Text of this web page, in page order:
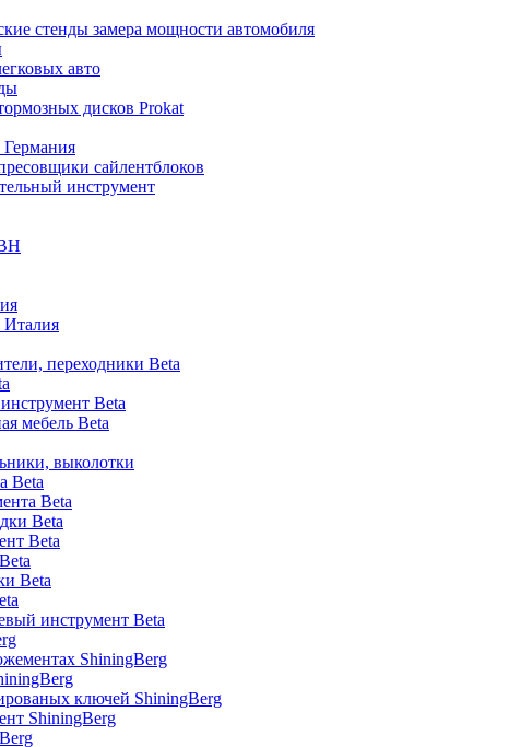
стенды замера мощности автомобиля
авто
дисков Prokat
Германия
сайлентблоков
инструмент
Италия
переходники Beta
Beta
мебель Beta
выколотки
Beta
Beta
Beta
Beta
Beta
инструмент Beta
ShiningBerg
ключей ShiningBerg
ShiningBerg